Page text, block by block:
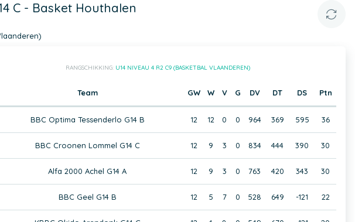
C - Basket Houthalen
RANGSCHIKKING: U14 NIVEAU 4 R2 C9 (BASKETBAL VLAANDEREN)
Team GW W V G DV DT DS Ptn
BBC Optima Tessenderlo G14 B 12 12 0 0 964 369 595 36
BBC Croonen Lommel G14 C 12 9 3 0 834 444 390 30
Alfa 2000 Achel G14 A 12 9 3 0 763 420 343 30
BBC Geel G14 B 12 5 7 0 528 649 -121 22